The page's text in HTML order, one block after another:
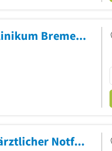
Institut für Klinische Pharmakologie Klinikum Bremen Mitte
Klinikum Bremen-Nord gGmbH Kinderärztlicher Notfalldienst